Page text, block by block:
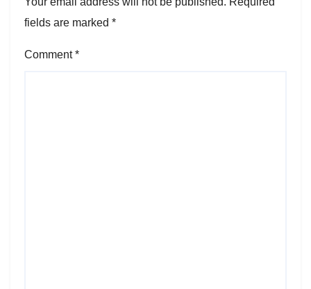
fields are marked *
Comment*